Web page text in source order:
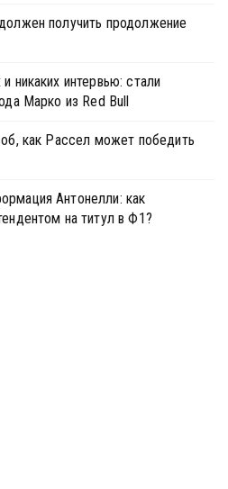
получить продолжение
никаких интервью: стали
Марко из Red Bull
как Рассел может победить
Антонелли: как
на титул в Ф1?